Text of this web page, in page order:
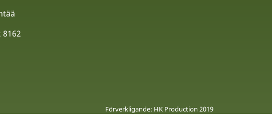
8162
Förverkligande: HK Production 2019